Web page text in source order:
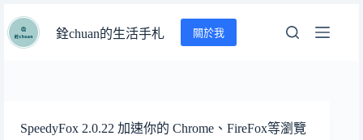
至
銓chuan的生活手札 關於我
SpeedyFox 2.0.22 加速你的 Chrome、FireFox等瀏覽